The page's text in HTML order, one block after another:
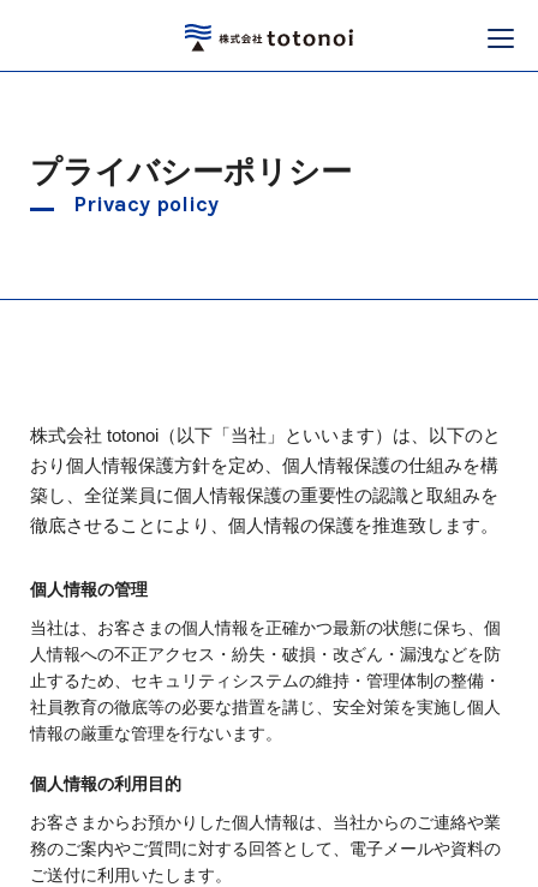
プライバシーポリシー
Privacy policy
株式会社 totonoi（以下「当社」といいます）は、以下のと
おり個人情報保護方針を定め、個人情報保護の仕組みを構
築し、全従業員に個人情報保護の重要性の認識と取組みを
徹底させることにより、個人情報の保護を推進致します。
個人情報の管理
当社は、お客さまの個人情報を正確かつ最新の状態に保ち、個
人情報への不正アクセス・紛失・破損・改ざん・漏洩などを防
止するため、セキュリティシステムの維持・管理体制の整備・
社員教育の徹底等の必要な措置を講じ、安全対策を実施し個人
情報の厳重な管理を行ないます。
個人情報の利用目的
お客さまからお預かりした個人情報は、当社からのご連絡や業
務のご案内やご質問に対する回答として、電子メールや資料の
ご送付に利用いたします。